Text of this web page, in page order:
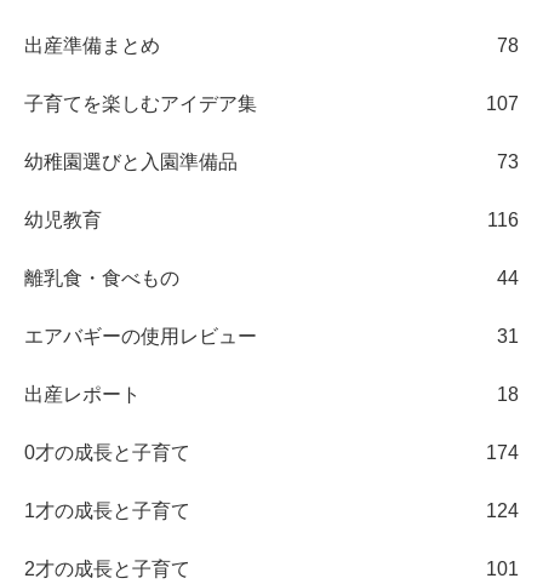
出産準備まとめ 78
子育てを楽しむアイデア集 107
幼稚園選びと入園準備品 73
幼児教育 116
離乳食・食べもの 44
エアバギーの使用レビュー 31
出産レポート 18
0才の成長と子育て 174
1才の成長と子育て 124
2才の成長と子育て 101